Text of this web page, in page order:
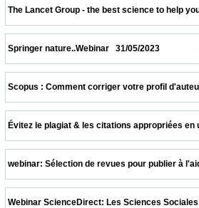
The Lancet Group - the best science
Springer nature..Webinar   31/05/
Scopus : Comment corriger votre profil
Évitez le plagiat & les citations
webinar: Sélection de revues pour
Webinar ScienceDirect: Les Sciences